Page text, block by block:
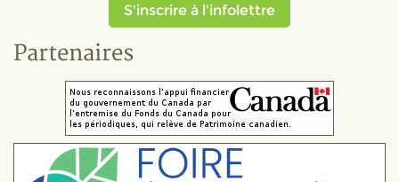
S'inscrire à l'infolettre
Partenaires